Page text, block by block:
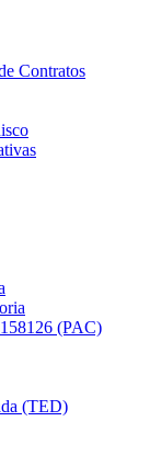
Contratos
(PAC)
(TED)